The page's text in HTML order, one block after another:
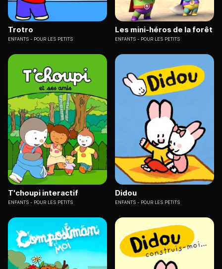
Trotro
ENFANTS POUR LES PETITS
Les mini-héros de la forêt
ENFANTS POUR LES PETITS
T'choupi interactif
ENFANTS POUR LES PETITS
Didou
ENFANTS POUR LES PETITS